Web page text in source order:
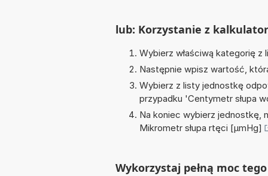
lub: Korzystanie z
Wybierz właściwą kategorię
Następnie wpisz wartość,
Wybierz z listy jednostkę
przypadku 'Centymetr słupa
Na koniec wybierz jednostkę,
Mikrometr słupa rtęci [µmHg]
Wykorzystaj pełną moc